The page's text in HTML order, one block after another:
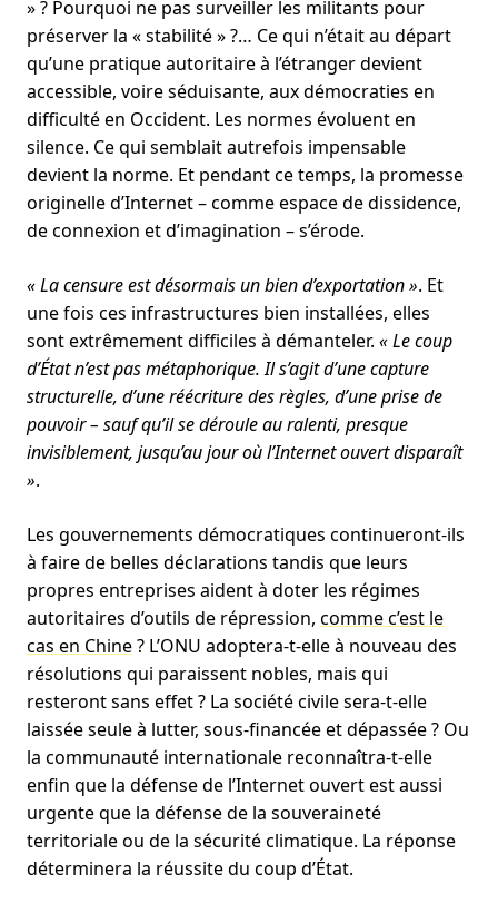
» ? Pourquoi ne pas surveiller les militants pour
préserver la « stabilité » ?… Ce qui n’était au départ
qu’une pratique autoritaire à l’étranger devient
accessible, voire séduisante, aux démocraties en
difficulté en Occident. Les normes évoluent en
silence. Ce qui semblait autrefois impensable
devient la norme. Et pendant ce temps, la promesse
originelle d’Internet – comme espace de dissidence,
de connexion et d’imagination – s’érode.
« La censure est désormais un bien d’exportation ». Et
une fois ces infrastructures bien installées, elles
sont extrêmement difficiles à démanteler. « Le coup
d’État n’est pas métaphorique. Il s’agit d’une capture
structurelle, d’une réécriture des règles, d’une prise de
pouvoir – sauf qu’il se déroule au ralenti, presque
invisiblement, jusqu’au jour où l’Internet ouvert disparaît
».
Les gouvernements démocratiques continueront-ils
à faire de belles déclarations tandis que leurs
propres entreprises aident à doter les régimes
autoritaires d’outils de répression, comme c’est le
cas en Chine? L’ONU adoptera-t-elle à nouveau des
résolutions qui paraissent nobles, mais qui
resteront sans effet ? La société civile sera-t-elle
laissée seule à lutter, sous-financée et dépassée ? Ou
la communauté internationale reconnaîtra-t-elle
enfin que la défense de l’Internet ouvert est aussi
urgente que la défense de la souveraineté
territoriale ou de la sécurité climatique. La réponse
déterminera la réussite du coup d’État.